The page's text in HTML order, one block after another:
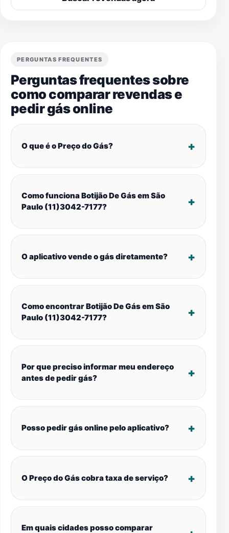
PERGUNTAS FREQUENTES
Perguntas frequentes sobre
como comparar revendas e
pedir gás online
O que é o Preço do Gás?
Como funciona Botijão De Gás em São
Paulo (11)3042-7177?
O aplicativo vende o gás diretamente?
Como encontrar Botijão De Gás em São
Paulo (11)3042-7177?
Por que preciso informar meu endereço
antes de pedir gás?
Posso pedir gás online pelo aplicativo?
O Preço do Gás cobra taxa de serviço?
Em quais cidades posso comparar